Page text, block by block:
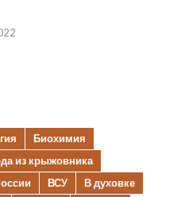
Биохимия
из крыжовника
ВСУ
В духовке